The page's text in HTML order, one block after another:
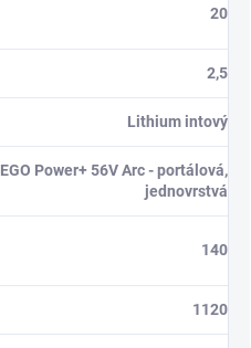
20
2,5
Lithium intový
EGO Power+ 56V Arc - portálová,
jednovrstvá
140
1120